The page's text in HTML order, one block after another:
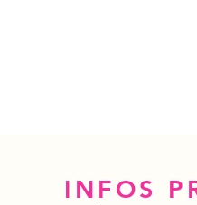
INFOS